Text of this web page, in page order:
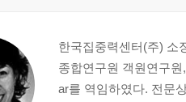
초기
한국집중력센터(주) 소
종합연구원 객원연구
ar를 역임하였다. 전문